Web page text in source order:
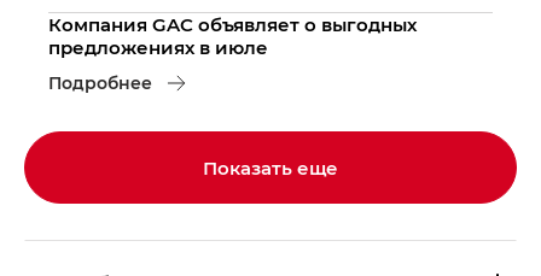
Компания GAC объявляет о выгодных
предложениях в июле
Подробнее
Показать еще